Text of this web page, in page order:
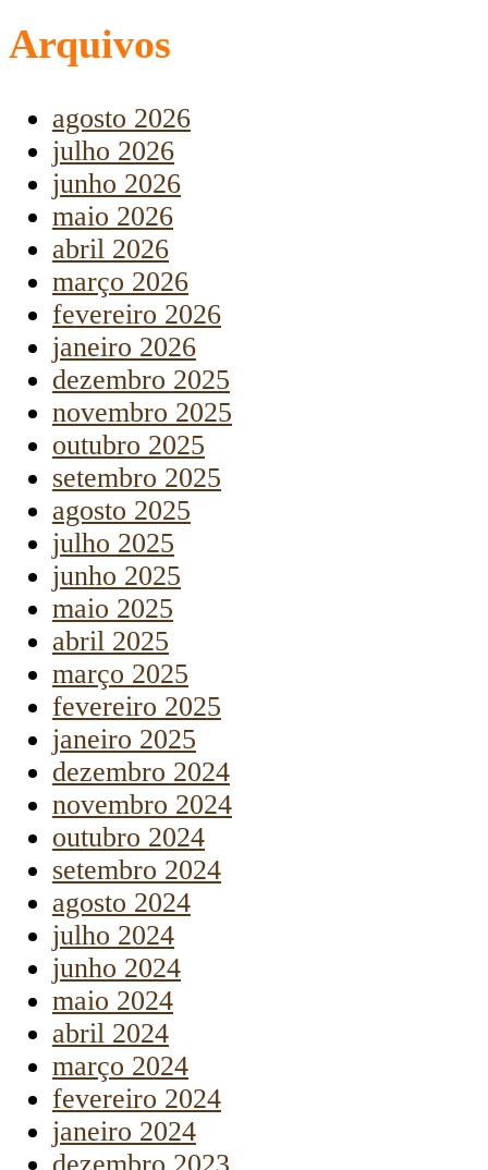
Arquivos
agosto 2026
julho 2026
junho 2026
maio 2026
abril 2026
março 2026
fevereiro 2026
janeiro 2026
dezembro 2025
novembro 2025
outubro 2025
setembro 2025
agosto 2025
julho 2025
junho 2025
maio 2025
abril 2025
março 2025
fevereiro 2025
janeiro 2025
dezembro 2024
novembro 2024
outubro 2024
setembro 2024
agosto 2024
julho 2024
junho 2024
maio 2024
abril 2024
março 2024
fevereiro 2024
janeiro 2024